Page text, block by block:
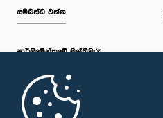
සම්බන්ධ වන්න
පාර්ලි‌මේන්තුවේ මන්ත්‍රීවරු
මුල් පිටුව